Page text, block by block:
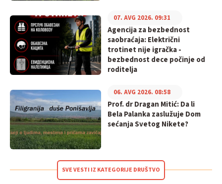
Agencija za bezbednost
saobraćaja: Električni
trotinet nije igračka -
bezbednost dece počinje od
roditelja
07. AVG 2026. 09:31
Prof. dr Dragan Mitić: Da li
Bela Palanka zaslužuje Dom
sećanja Svetog Nikete?
06. AVG 2026. 08:58
SVE VESTI IZ KATEGORIJE DRUŠTVO